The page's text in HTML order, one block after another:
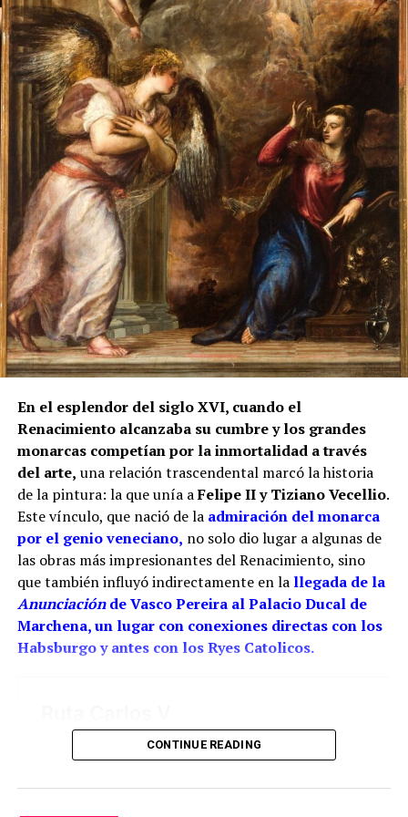
funcionamiento de un taller familiar. Manuel
Antonio Ramos Suárez atribuye la realización a
Cristóbal de los Ríos, herrero de Marchena, y señala
que los últimos pagos fueron entregados a José y
Juan de los Ríos, hijos y herederos del maestro. El
dorado y la policromía se ejecutaron
posteriormente, entre 1755 y 1757, por el pintor
Francisco Palomino.
Sin embargo, otro documento de 1780, estudiado por
Manuel Clavijo Andújar, aporta un matiz
fundamental. Al presentarse para realizar dos rejas
en la iglesia de San Miguel de Morón de la Frontera,
Juan de los Ríos Vallejo incluyó entre sus méritos
profesionales la reja del coro de San Juan de
Marchena, afirmando que en ella había contado con
la ayuda de su padre. También se atribuía una reja
para la capilla mayor de la misma iglesia
Casa Grande de San Francisco de Sevilla.
Por tanto, más que buscar una sola mano, resulta
más correcto hablar del taller de los Ríos. Cristóbal
habría transmitido el oficio a sus hijos, mientras
Juan fue adquiriendo progresivamente mayor
responsabilidad artística. La reja del coro pudo ser
una obra de juventud realizada bajo la dirección o
con la colaboración paterna. Los documentos
conservan las dos perspectivas: las cuentas
parroquiales relacionan el encargo con Cristóbal y
los pagos finales con sus herederos; el expediente
La reja de San Juan demuestra hasta dónde llegó
aquella familia. Su decoración calada, los
En el esplendor del siglo XVI, cuando el
Renacimiento alcanzaba su cumbre y los grandes
monarcas competían por la inmortalidad a través
del arte, una relación trascendental marcó la historia
de la pintura: la que unía aFelipe II y Tiziano Vecellio.
Este vínculo, que nació de la admiración del monarca
por el genio veneciano, no solo dio lugar a algunas de
las obras más impresionantes del Renacimiento, sino
que también influyó indirectamente en lallegada de la
Anunciaciónde Vasco Pereira al Palacio Ducal de
Marchena, un lugar con conexiones directas con los
Habsburgo y antes con los Ryes Catolicos.
CONTINUE READING